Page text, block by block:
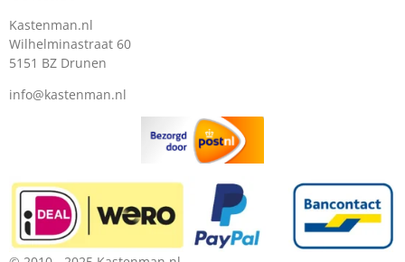
Kastenman.nl
Wilhelminastraat 60
5151 BZ Drunen
info@kastenman.nl